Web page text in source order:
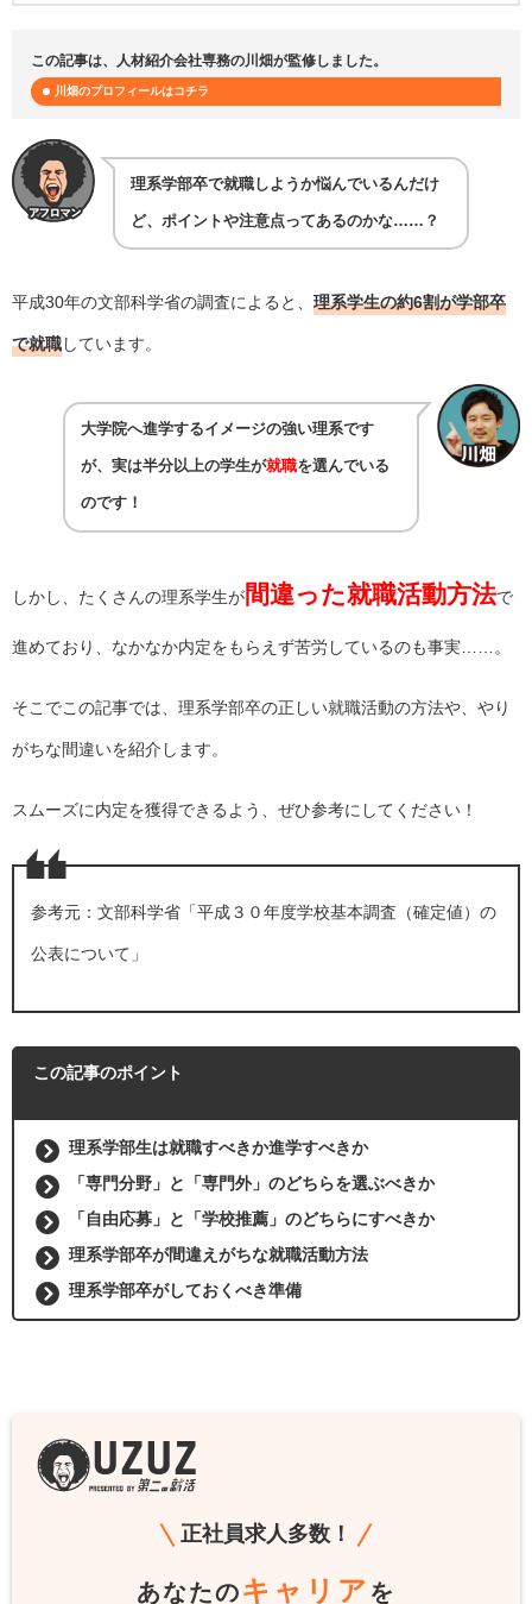
この記事は、人材紹介会社専務の川畑が監修しました。
川畑のプロフィールはコチラ
理系学部卒で就職しようか悩んでいるんだけ
ど、ポイントや注意点ってあるのかな……？
平成30年の文部科学省の調査によると、 理系学生の約6割が学部卒
で就職しています。
大学院へ進学するイメージの強い理系です
が、実は半分以上の学生が就職を選んでいる
のです！
しかし、たくさんの理系学生が間違った就職活動方法で
進めており、なかなか内定をもらえず苦労しているのも事実……。
そこでこの記事では、理系学部卒の正しい就職活動の方法や、やり
がちな間違いを紹介します。
スムーズに内定を獲得できるよう、ぜひ参考にしてください！
参考元： 文部科学省「平成３０年度学校基本調査（確定値）の
公表について」
この記事のポイント
理系学部生は就職すべきか進学すべきか
「専門分野」と「専門外」のどちらを選ぶべきか
「自由応募」と「学校推薦」のどちらにすべきか
理系学部卒が間違えがちな就職活動方法
理系学部卒がしておくべき準備
正社員求人多数！
あなたのキャリア を